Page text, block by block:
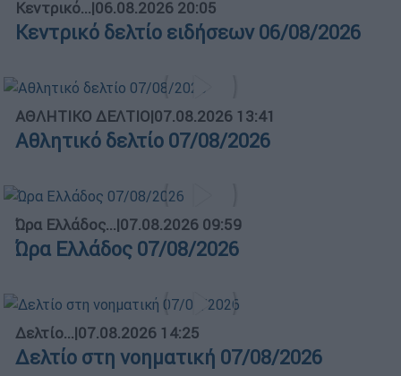
Κεντρικό...|06.08.2026 20:05
Κεντρικό δελτίο ειδήσεων 06/08/2026
ΑΘΛΗΤΙΚΟ ΔΕΛΤΙΟ|07.08.2026 13:41
Αθλητικό δελτίο 07/08/2026
Ώρα Ελλάδος...|07.08.2026 09:59
Ώρα Ελλάδος 07/08/2026
Δελτίο...|07.08.2026 14:25
Δελτίο στη νοηματική 07/08/2026